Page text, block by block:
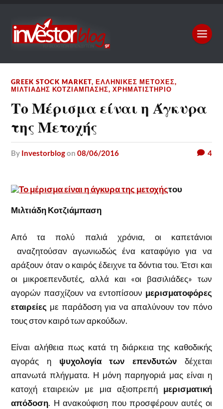
GREEK STOCK MARKET,ΕΛΛΗΝΙΚΈΣ ΜΕΤΟΧΈΣ,
ΜΙΛΤΙΆΔΗΣ ΚΟΤΖΙΆΜΠΑΣΗΣ,ΧΡΗΜΑΤΙΣΤΉΡΙΟ
Το Μέρισμα είναι η Άγκυρα
της Μετοχής
by Investorblogon08/06/2016 4
του
Μιλτιάδη Κοτζιάμπαση
Από τα πολύ παλιά χρόνια, οι καπετάνιοι
αναζητούσαν αγωνιωδώς ένα καταφύγιο για να
αράξουν όταν ο καιρός έδειχνε τα δόντια του. Έτσι και
οι μικροεπενδυτές, αλλά και «οι βασιλιάδες» των
αγορών πασχίζουν να εντοπίσουν μερισματοφόρες
εταιρείες με παράδοση για να απαλύνουν τον πόνο
τους στον καιρό των αρκούδων.
Είναι αλήθεια πως κατά τη διάρκεια της καθοδικής
αγοράς η ψυχολογία των επενδυτώνδέχεται
απανωτά πλήγματα. Η μόνη παρηγοριά μας είναι η
κατοχή εταιρειών με μια αξιοπρεπή μερισματική
απόδοση. Η ανακούφιση που προσφέρουν αυτές οι